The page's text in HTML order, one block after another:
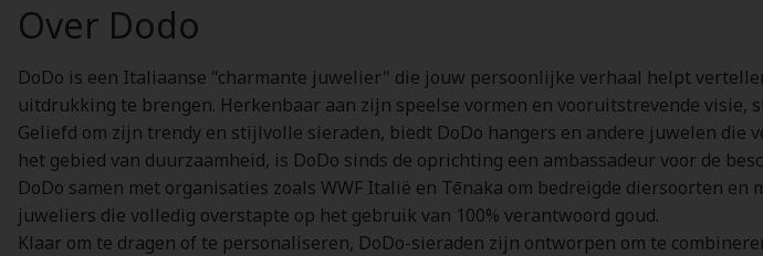
Over Dodo
DoDo is een Italiaanse "charmante juwelier" die jouw persoonlijke verhaal helpt
uitdrukking te brengen. Herkenbaar aan zijn speelse vormen en vooruitstrevende visie,
Geliefd om zijn trendy en stijlvolle sieraden, biedt DoDo hangers en andere juwelen
het gebied van duurzaamheid, is DoDo sinds de oprichting een ambassadeur voor de
DoDo samen met organisaties zoals WWF Italië en Tēnaka om bedreigde diersoorten
juweliers die volledig overstapte op het gebruik van 100% verantwoord goud.
Klaar om te dragen of te personaliseren, DoDo-sieraden zijn ontworpen om te